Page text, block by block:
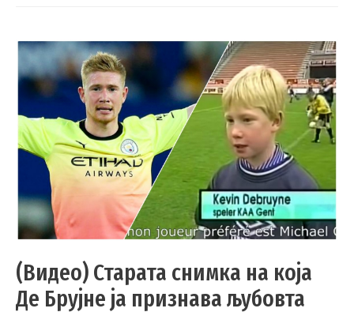
(Видео) Старата снимка на која
Де Брујне ја признава љубовта